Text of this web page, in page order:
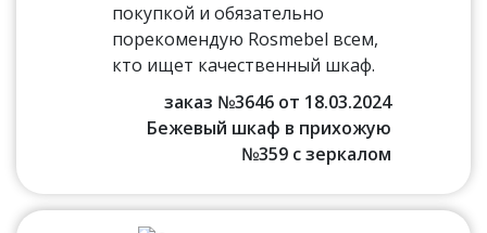
покупкой и обязательно
порекомендую Rosmebel всем,
кто ищет качественный шкаф.
заказ №3646 от 18.03.2024
Бежевый шкаф в прихожую
№359 с зеркалом